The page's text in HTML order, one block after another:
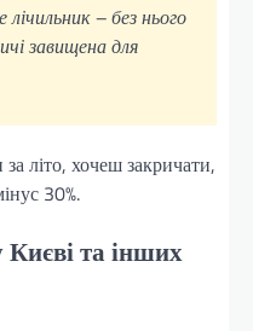
лічильник – без нього
завищена для
літо, хочеш закричати,
30%.
та інших